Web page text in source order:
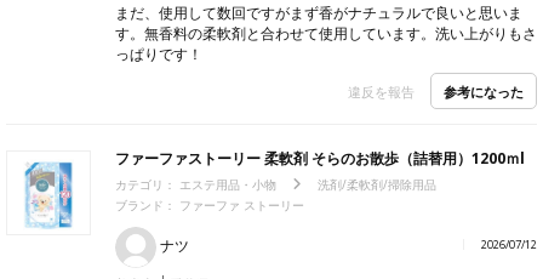
まだ、使用して数回ですがまず香がナチュラルで良いと思いま
す。無香料の柔軟剤と合わせて使用しています。洗い上がりもさ
っぱりです！
違反を報告 参考になった
ファーファストーリー 柔軟剤 そらのお散歩（詰替用）1200ｍl
カテゴリ： エステ用品・小物
洗剤/柔軟剤/掃除用品
ブランド： ファーファ ストーリー
ナツ 2026/07/12